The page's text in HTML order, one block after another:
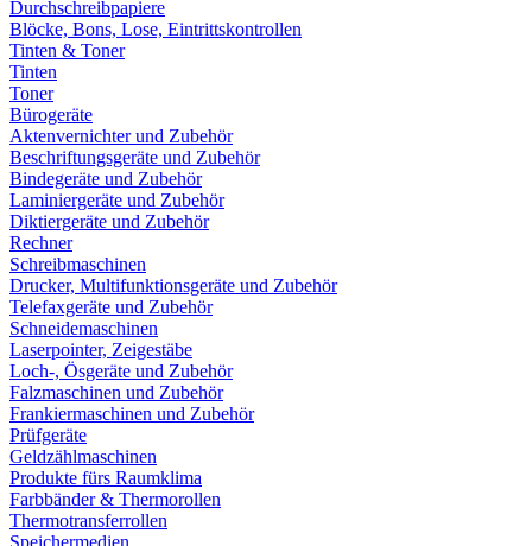
Durchschreibpapiere
Blöcke, Bons, Lose, Eintrittskontrollen
Tinten & Toner
Tinten
Toner
Bürogeräte
Aktenvernichter und Zubehör
Beschriftungsgeräte und Zubehör
Bindegeräte und Zubehör
Laminiergeräte und Zubehör
Diktiergeräte und Zubehör
Rechner
Schreibmaschinen
Drucker, Multifunktionsgeräte und Zubehör
Telefaxgeräte und Zubehör
Schneidemaschinen
Laserpointer, Zeigestäbe
Loch-, Ösgeräte und Zubehör
Falzmaschinen und Zubehör
Frankiermaschinen und Zubehör
Prüfgeräte
Geldzählmaschinen
Produkte fürs Raumklima
Farbbänder & Thermorollen
Thermotransferrollen